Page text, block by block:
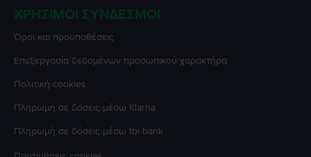
ΧΡΉΣΙΜΟΙ ΣΎΝΔΕΣΜΟΙ
Όροι και προϋποθέσεις
Επεξεργασία δεδομένων προσωπικού χαρακτήρα
Πολιτική cookies
Πληρωμή σε δόσεις μέσω Klarna
Πληρωμή σε δόσεις μέσω tbi bank